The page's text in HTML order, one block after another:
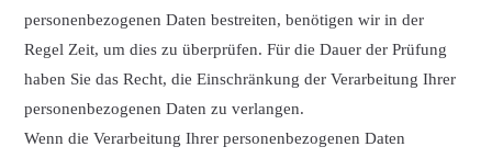
personenbezogenen Daten bestreiten, benötigen wir in der
Regel Zeit, um dies zu überprüfen. Für die Dauer der Prüfung
haben Sie das Recht, die Einschränkung der Verarbeitung Ihrer
personenbezogenen Daten zu verlangen.
Wenn die Verarbeitung Ihrer personenbezogenen Daten